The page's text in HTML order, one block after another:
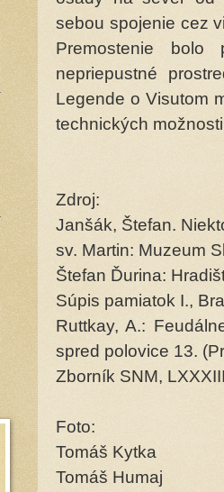
sebou spojenie cez
Premostenie
nepriepustné
Legende o Visutom
technických
Zdroj:
Janšák, Štefan.
sv. Martin: Muzeum
Štefan Ďurina:
Súpis pamiatok I.,
Ruttkay, A.:
spred polovice 13.
Zborník SNM,
Foto:
Tomáš Kytka
Tomáš Humaj